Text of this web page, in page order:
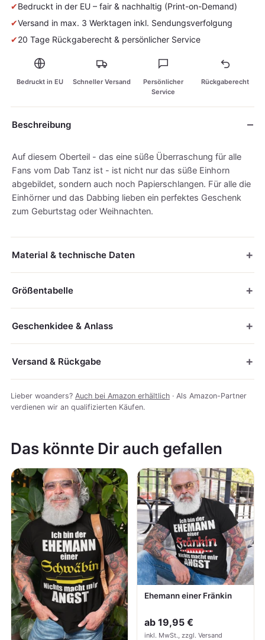
✔Bedruckt in der EU – fair & nachhaltig (Print-on-Demand)
✔Versand in max. 3 Werktagen inkl. Sendungsverfolgung
✔20 Tage Rückgaberecht & persönlicher Service
Bedruckt in EU Schneller Versand
Persönlicher
Service
Rückgaberecht
Beschreibung
Auf diesem Oberteil - das eine süße Überraschung für alle
Fans vom Dab Tanz ist - ist nicht nur das süße Einhorn
abgebildet, sondern auch noch Papierschlangen. Für alle die
Einhörner und das Dabbing lieben ein perfektes Geschenk
zum Geburtstag oder Weihnachten.
Material & technische Daten
Größentabelle
Geschenkidee & Anlass
Versand & Rückgabe
Lieber woanders? Auch bei Amazon erhältlich · Als Amazon-Partner
verdienen wir an qualifizierten Käufen.
Das könnte Dir auch gefallen
Ehemann einer Fränkin
ab 19,95 €
inkl. MwSt., zzgl. Versand